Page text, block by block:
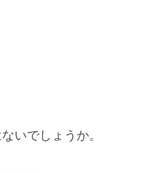
いでしょうか。